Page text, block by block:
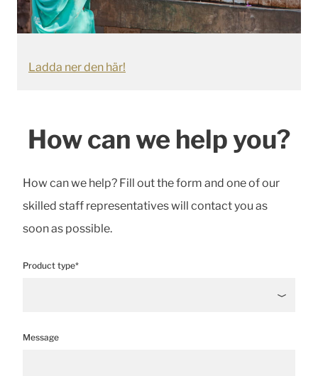
Ladda ner den här!
How can we help you?
How can we help? Fill out the form and one of our
skilled staff representatives will contact you as
soon as possible.
Product type*
Message